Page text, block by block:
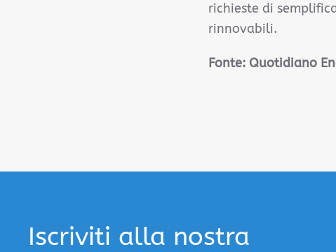
richieste di
rinnovabili.
Fonte: Quotidiano
Iscriviti alla nostra